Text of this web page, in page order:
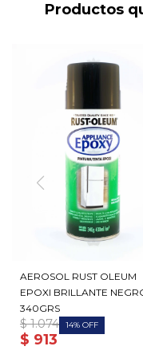
Productos
AEROSOL RUST OLEUM
EPOXI BRILLANTE
340GRS
$ 913
$ 1.074 14